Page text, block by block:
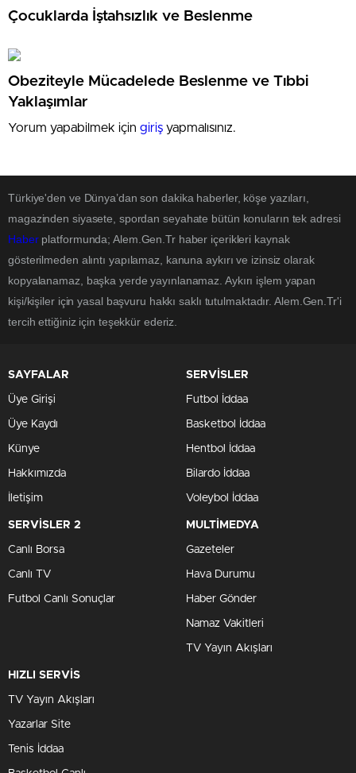
Çocuklarda İştahsızlık ve Beslenme
Obeziteyle Mücadelede Beslenme ve Tıbbi
Yaklaşımlar
Yorum yapabilmek için giriş yapmalısınız.
Türkiye'den ve Dünya’dan son dakika haberler, köşe yazıları,
magazinden siyasete, spordan seyahate bütün konuların tek adresi
Haberplatformunda; Alem.Gen.Tr haber içerikleri kaynak
gösterilmeden alıntı yapılamaz, kanuna aykırı ve izinsiz olarak
kopyalanamaz, başka yerde yayınlanamaz. Aykırı işlem yapan
kişi/kişiler için yasal başvuru hakkı saklı tutulmaktadır. Alem.Gen.Tr'i
tercih ettiğiniz için teşekkür ederiz.
SAYFALAR
Üye Girişi
Üye Kaydı
Künye
Hakkımızda
İletişim
SERVİSLER
Futbol İddaa
Basketbol İddaa
Hentbol İddaa
Bilardo İddaa
Voleybol İddaa
SERVİSLER 2
Canlı Borsa
Canlı TV
Futbol Canlı Sonuçlar
MULTİMEDYA
Gazeteler
Hava Durumu
Haber Gönder
Namaz Vakitleri
TV Yayın Akışları
HIZLI SERVİS
TV Yayın Akışları
Yazarlar Site
Tenis İddaa